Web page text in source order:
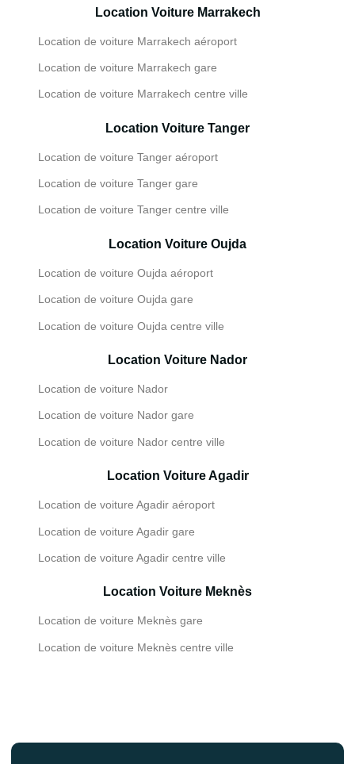
Location Voiture Marrakech
Location de voiture Marrakech aéroport
Location de voiture Marrakech gare
Location de voiture Marrakech centre ville
Location Voiture Tanger
Location de voiture Tanger aéroport
Location de voiture Tanger gare
Location de voiture Tanger centre ville
Location Voiture Oujda
Location de voiture Oujda aéroport
Location de voiture Oujda gare
Location de voiture Oujda centre ville
Location Voiture Nador
Location de voiture Nador
Location de voiture Nador gare
Location de voiture Nador centre ville
Location Voiture Agadir
Location de voiture Agadir aéroport
Location de voiture Agadir gare
Location de voiture Agadir centre ville
Location Voiture Meknès
Location de voiture Meknès gare
Location de voiture Meknès centre ville